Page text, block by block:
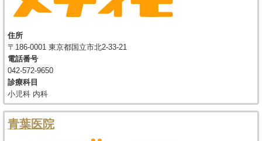
住所
〒186-0001 東京都国立市北2-33-21
電話番号
042-572-9650
診療科目
小児科 内科
青葉医院